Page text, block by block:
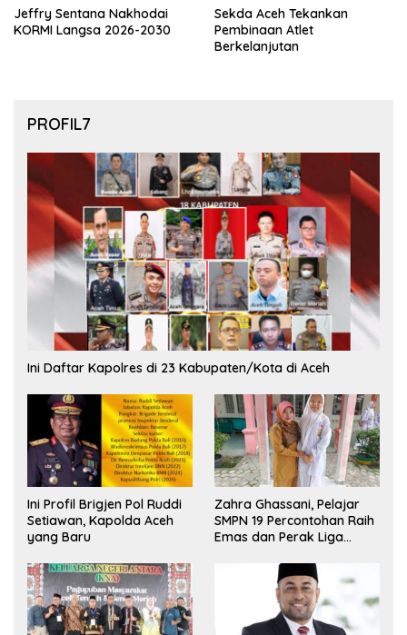
Jeffry Sentana Nakhodai
KORMI Langsa 2026-2030
Sekda Aceh Tekankan
Pembinaan Atlet
Berkelanjutan
PROFIL7
Ini Daftar Kapolres di 23 Kabupaten/Kota di Aceh
Ini Profil Brigjen Pol Ruddi
Setiawan, Kapolda Aceh
yang Baru
Zahra Ghassani, Pelajar
SMPN 19 Percontohan Raih
Emas dan Perak Liga